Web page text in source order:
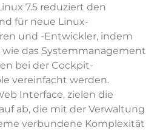
7.5 reduziert den
für neue Linux-
und -Entwickler, indem
das Systemmanagement
bei der Cockpit-
vereinfacht werden.
Interface, zielen die
ab, die mit der Verwaltung
verbundene Komplexität